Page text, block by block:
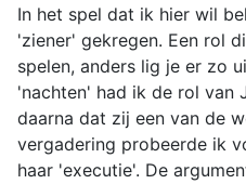
In het spel dat ik hier wil
'ziener' gekregen. Een rol
spelen, anders lig je er zo
'nachten' had ik de rol van
daarna dat zij een van de
vergadering probeerde ik
haar 'executie'. De